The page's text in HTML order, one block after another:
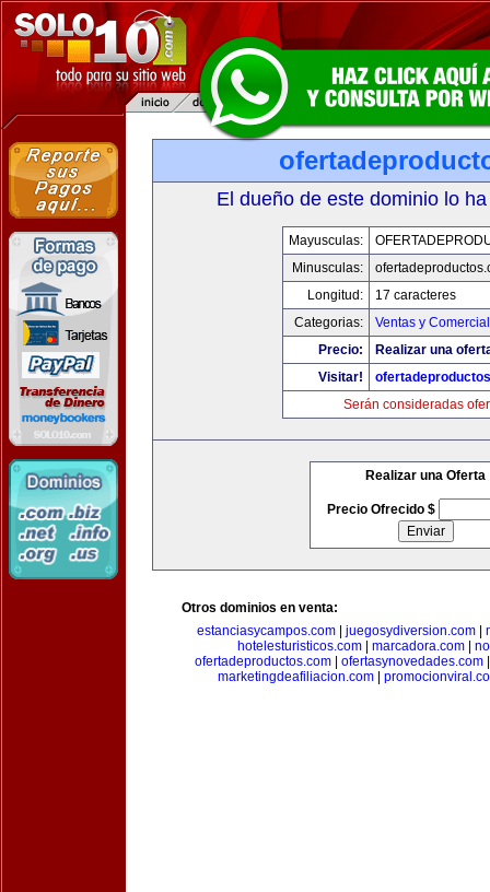
El dueño de este dominio lo
Mayusculas:
Minusculas:
Longitud:
17 caracteres
Categorias:
Ventas y
Precio:
Realizar una
Visitar!
Serán consideradas
Realizar una Oferta
Precio Ofrecido $
Otros dominios en venta:
estanciasycampos.com| juegosydiversion.com|
hotelesturisticos.com
marcadora.com
ofertadeproductos.com| ofertasynovedades.com
marketingdeafiliacion.com|